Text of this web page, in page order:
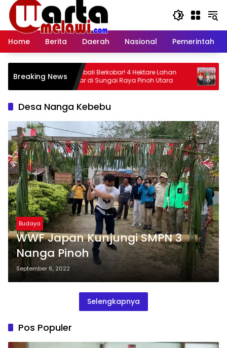
Langsung
konten
Home
Berita Daerah Nasional Pemerintah
Breaking NewsApi Kembali Berkobar! 4 Hektare Lahan
Terbakar di Sungai Raya Pinoh Utara
Rakor
Ajak
Desa Nanga Kebebu
Budaya
WWF Japan Kunjungi SMPN 3
Nanga Pinoh
September 6, 2022
Selengkapnya
Pos Populer